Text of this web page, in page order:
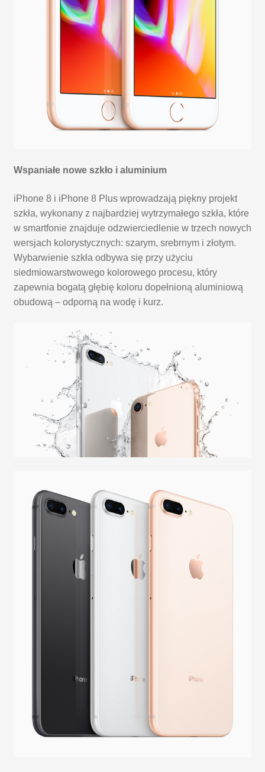
Wspaniałe nowe szkło i aluminium
iPhone 8 i iPhone 8 Plus wprowadzają piękny projekt
szkła, wykonany z najbardziej wytrzymałego szkła, które
w smartfonie znajduje odzwierciedlenie w trzech nowych
wersjach kolorystycznych: szarym, srebrnym i złotym.
Wybarwienie szkła odbywa się przy użyciu
siedmiowarstwowego kolorowego procesu, który
zapewnia bogatą głębię koloru dopełnioną aluminiową
obudową – odporną na wodę i kurz.